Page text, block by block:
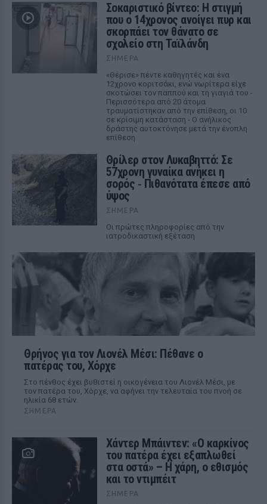
Σοκαριστικό βίντεο: Η στιγμή
που ο 14χρονος ανοίγει πυρ και
σκορπάει τον θάνατο σε
σχολείο στη Ταϊλάνδη
ΣΉΜΕΡΑ
«Θέρισε» πέντε καθηγητές και ένα
12χρονο κοριτσάκι, ενώ νωρίτερα είχε
σκοτώσει τον παππού και τη γιαγιά του -
Περισσότερα από 20 άτομα
τραυματίστηκαν από την επίθεση, οι 10
σε κρίσιμη κατάσταση - Ο ανήλικος
δράστης αυτοκτόνησε μετά την ένοπλη
επίθεση
Θρίλερ στον Λυκαβηττό: Σε
57χρονη γυναίκα ανήκει η
σορός ‑ Πιθανότατα έπεσε από
ύψος
ΣΉΜΕΡΑ
Οι πρώτες πληροφορίες από την
ιατροδικαστική εξέταση
Θρήνος για τον Λιονέλ Μέσι: Πέθανε ο
πατέρας του, Χόρχε
Στο πένθος έχει βυθιστεί η οικογένεια του Λιονέλ Μέσι, με
τον πατέρα του, Χόρχε, να αφήνει την τελευταία του πνοή σε
ηλικία 68 ετών.
ΣΉΜΕΡΑ
Χάντερ Μπάιντεν: «Ο καρκίνος
του πατέρα έχει εξαπλωθεί
στα οστά» – Η χάρη, ο εθισμός
και το ντιμπέιτ
ΣΉΜΕΡΑ